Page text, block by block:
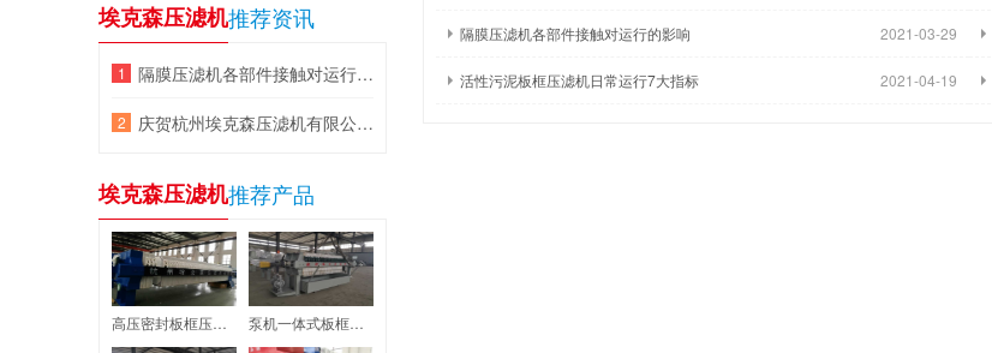
2021-03-29
隔膜压滤机各部件接触对运行的影响
2021-04-19
活性污泥板框压滤机日常运行7大指标
埃克森压滤机推荐资讯
隔膜压滤机各部件接触对运行的影响
庆贺杭州埃克森压滤机有限公司网站改版成功!
埃克森压滤机推荐产品
高压密封板框压滤机 泵机一体式板框压滤机